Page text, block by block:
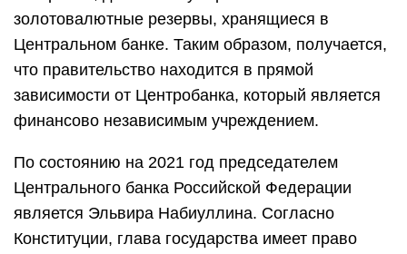
золотовалютные резервы, хранящиеся в
Центральном банке. Таким образом, получается,
что правительство находится в прямой
зависимости от Центробанка, который является
финансово независимым учреждением.
По состоянию на 2021 год председателем
Центрального банка Российской Федерации
является Эльвира Набиуллина. Согласно
Конституции, глава государства имеет право